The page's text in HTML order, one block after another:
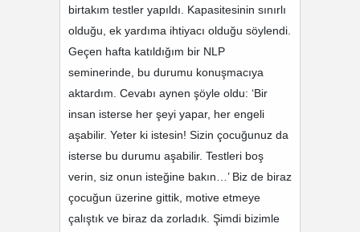
birtakım testler yapıldı. Kapasitesinin sınırlı
olduğu, ek yardıma ihtiyacı olduğu söylendi.
Geçen hafta katıldığım bir NLP
seminerinde, bu durumu konuşmacıya
aktardım. Cevabı aynen şöyle oldu: ‘Bir
insan isterse her şeyi yapar, her engeli
aşabilir. Yeter ki istesin! Sizin çocuğunuz da
isterse bu durumu aşabilir. Testleri boş
verin, siz onun isteğine bakın…’ Biz de biraz
çocuğun üzerine gittik, motive etmeye
çalıştık ve biraz da zorladık. Şimdi bizimle